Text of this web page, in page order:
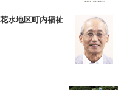
水地区町内福祉